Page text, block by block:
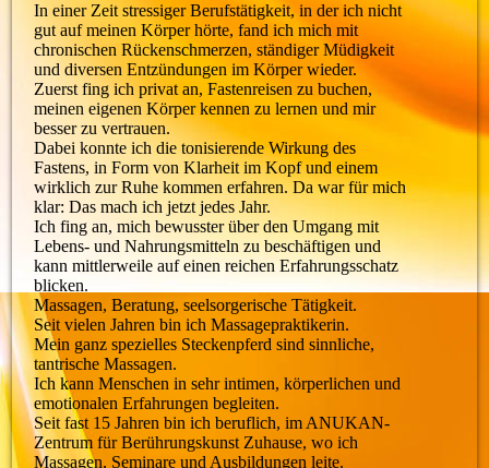
In einer Zeit stressiger Berufstätigkeit, in der ich nicht
gut auf meinen Körper hörte, fand ich mich mit
chronischen Rückenschmerzen, ständiger Müdigkeit
und diversen Entzündungen im Körper wieder.
Zuerst fing ich privat an, Fastenreisen zu buchen,
meinen eigenen Körper kennen zu lernen und mir
besser zu vertrauen.
Dabei konnte ich die tonisierende Wirkung des
Fastens, in Form von Klarheit im Kopf und einem
wirklich zur Ruhe kommen erfahren. Da war für mich
klar: Das mach ich jetzt jedes Jahr.
Ich fing an, mich bewusster über den Umgang mit
Lebens- und Nahrungsmitteln zu beschäftigen und
kann mittlerweile auf einen reichen Erfahrungsschatz
blicken.
Massagen, Beratung, seelsorgerische Tätigkeit.
Seit vielen Jahren bin ich Massagepraktikerin.
Mein ganz spezielles Steckenpferd sind sinnliche,
tantrische Massagen.
Ich kann Menschen in sehr intimen, körperlichen und
emotionalen Erfahrungen begleiten.
Seit fast 15 Jahren bin ich beruflich, im ANUKAN-
Zentrum für Berührungskunst Zuhause, wo ich
Massagen, Seminare und Ausbildungen leite.